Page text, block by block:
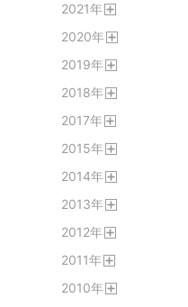
2021年
2020年
2019年
2018年
2017年
2015年
2014年
2013年
2012年
2011年
2010年